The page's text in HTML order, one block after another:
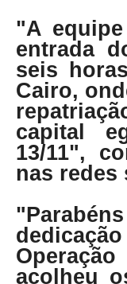
"A
entrada
seis
Cairo,
capital
13/11",
nas redes
acolheu